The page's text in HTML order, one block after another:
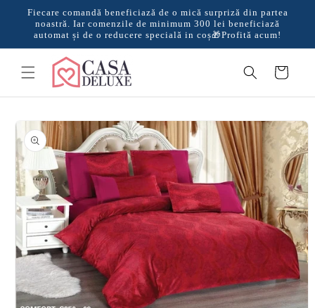
Salt la
conținut
Fiecare comandă beneficiază de o mică surpriză din partea
noastră. Iar comenzile de minimum 300 lei beneficiază
automat și de o reducere specială in coș🎁Profită acum!
Coș
informațiile
despre
produs